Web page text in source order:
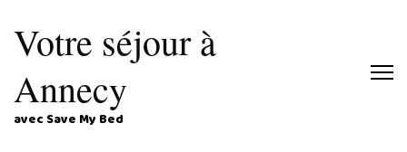
Votre séjour à
Annecy
avec Save My Bed